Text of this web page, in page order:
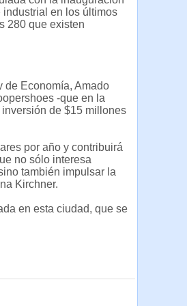
industrial en los últimos
280 que existen
de Economía, Amado
-que en la
de $15 millones
por año y contribuirá
no sólo interesa
también impulsar la
Kirchner.
en esta ciudad, que se